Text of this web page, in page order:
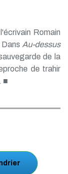
Romain
Au-dessus
de la
de trahir
■